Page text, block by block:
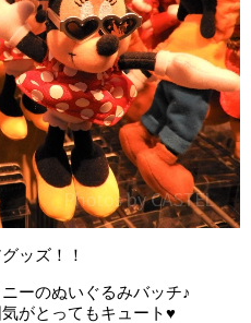
ッズ！！
ーのぬいぐるみバッチ♪
がとってもキュート♥